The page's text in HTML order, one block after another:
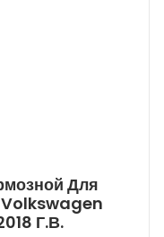
Для
Volkswagen
Г.в.